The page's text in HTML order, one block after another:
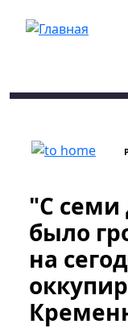
"С семи
было
на